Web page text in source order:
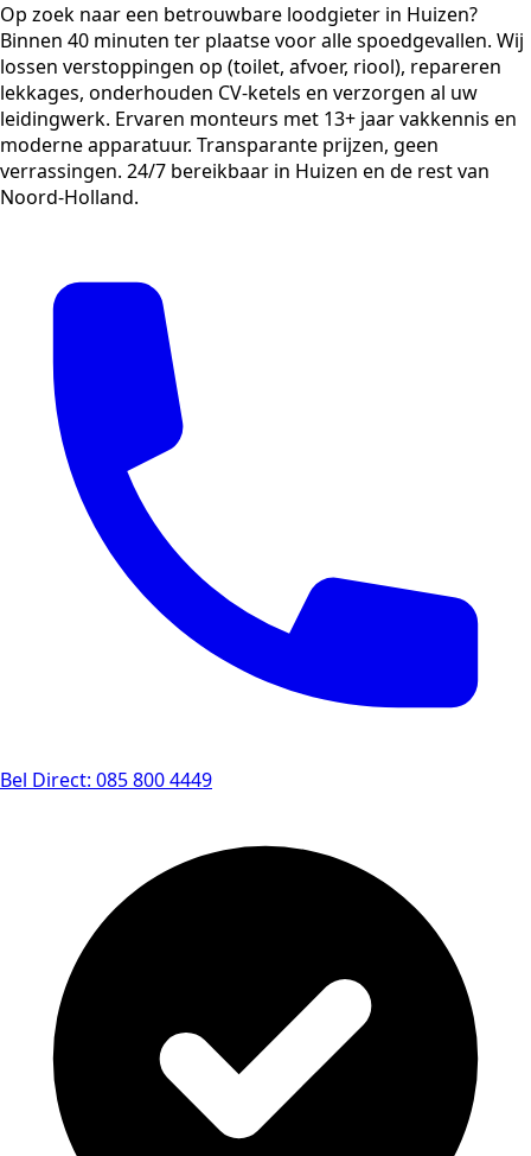
Op zoek naar een betrouwbare loodgieter in Huizen?
Binnen 40 minuten ter plaatse voor alle spoedgevallen. Wij
lossen verstoppingen op (toilet, afvoer, riool), repareren
lekkages, onderhouden CV-ketels en verzorgen al uw
leidingwerk. Ervaren monteurs met 13+ jaar vakkennis en
moderne apparatuur. Transparante prijzen, geen
verrassingen. 24/7 bereikbaar in Huizen en de rest van
Noord-Holland.
Bel Direct: 085 800 4449